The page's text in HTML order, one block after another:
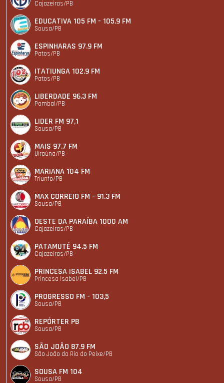
Cajazeiras/PB
EDUCATIVA 105 FM - 105.9 FM
Sousa/PB
ESPINHARAS 97.9 FM
Patos/PB
ITATIUNGA 102.9 FM
Patos/PB
LIBERDADE 96.3 FM
Pombal/PB
LIDER FM 97,1
Sousa/PB
MAIS 97.7 FM
Uiraúna/PB
MARIANA 104 FM
Triunfo/PB
MAX CORREIO FM - 91.3 FM
Sousa/PB
OESTE DA PARAÍBA 1000 AM
Cajazeiras/PB
PATAMUTÉ 94.5 FM
Cajazeiras/PB
PRINCESA ISABEL 92.5 FM
Princesa Isabel/PB
PROGRESSO FM - 103,5
Sousa/PB
REPÓRTER PB
Sousa/PB
SÃO JOÃO 87.9 FM
São João do Rio do Peixe/PB
SOUSA FM 104
Sousa/PB